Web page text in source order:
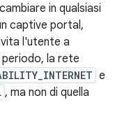
in qualsiasi
captive portal,
l'utente a
la rete
e
, ma non di quella